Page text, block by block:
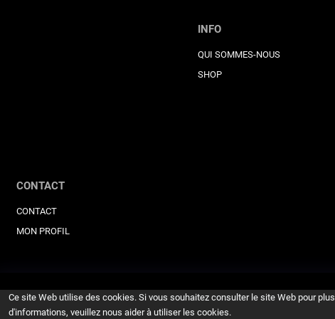
Ce site Web utilise des cookies. Si vous souhaitez consulter le site Web pour plus
d'informations, veuillez nous aider à utiliser les cookies.
INFO
QUI SOMMES-NOUS
SHOP
CONTACT
CONTACT
MON PROFIL